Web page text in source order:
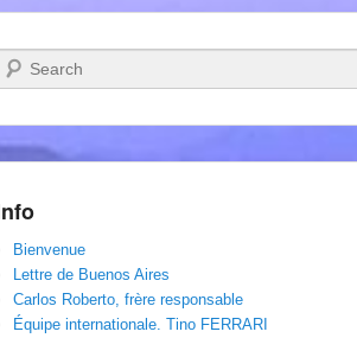
Recherche
Bienvenue
Lettre de Buenos Aires
Carlos Roberto, frère responsable
Équipe internationale. Tino FERRARI